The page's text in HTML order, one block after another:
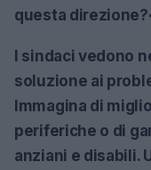
questa
I sindaci vedono
soluzione ai
Immagina di
periferiche o di
anziani e disabili.